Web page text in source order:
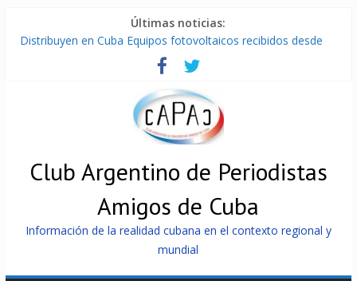
Últimas noticias:
Distribuyen en Cuba Equipos fotovoltaicos recibidos desde
La ONU condena medidas de EE.UU contra Cuba
Cuba alerta sobre doctrina militar de dominación de EEUU
Nuevas sanciones de EEUU contra Cuba apuntan a la
cooperación militar con Rusia y China
Brutal represión contra los que marchan para que no se
venda la patria
Club Argentino de Periodistas
Amigos de Cuba
Información de la realidad cubana en el contexto regional y
mundial